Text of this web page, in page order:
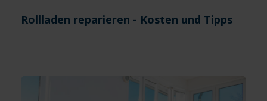
Rollladen reparieren - Kosten und Tipps